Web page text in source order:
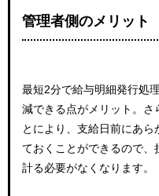
管理者側のメリット
最短2分で給与明細発行処
減できる点がメリット。さ
とにより、支給日前にあ
ておくことができるので、
計る必要がなくなります。